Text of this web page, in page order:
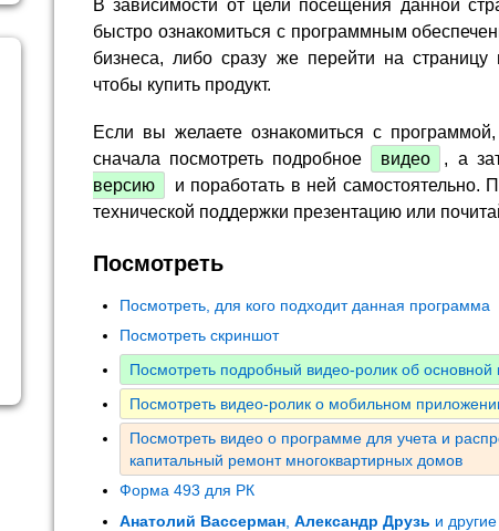
В зависимости от цели посещения данной
быстро ознакомиться с программным
бизнеса, либо сразу же перейти на
чтобы купить продукт.
Если вы желаете ознакомиться с
сначала посмотреть подробное
видео , а
версию
и поработать в ней самостоятельно.
технической поддержки презентацию или
Посмотреть
Посмотреть, для кого подходит данная программа
Посмотреть скриншот
Посмотреть подробный видео-ролик об
Посмотреть видео-ролик о мобильном
Посмотреть видео о программе для учета и
капитальный ремонт многоквартирных домов
Форма 493 для РК
Анатолий Вассерман Александр Друзь и